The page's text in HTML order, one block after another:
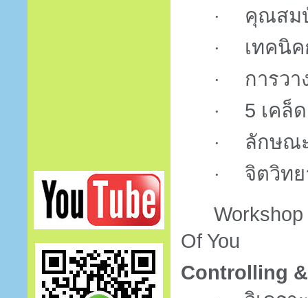
· คุณสม
· เทคนิ
· การว
· 5 เคล็
· ลักษณ
·
จิตวิท
Workshop
Of You
Controlling